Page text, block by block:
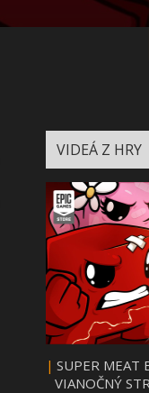
VIDEÁ Z HRY
| SUPER MEAT
VIANOČNÝ